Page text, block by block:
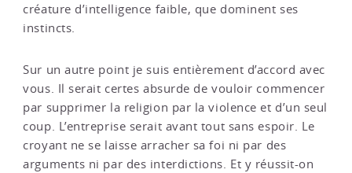
créature d’intelligence faible, que dominent ses
instincts.
Sur un autre point je suis entièrement d’accord avec
vous. Il serait certes absurde de vouloir commencer
par supprimer la religion par la violence et d’un seul
coup. L’entreprise serait avant tout sans espoir. Le
croyant ne se laisse arracher sa foi ni par des
arguments ni par des interdictions. Et y réussit-on